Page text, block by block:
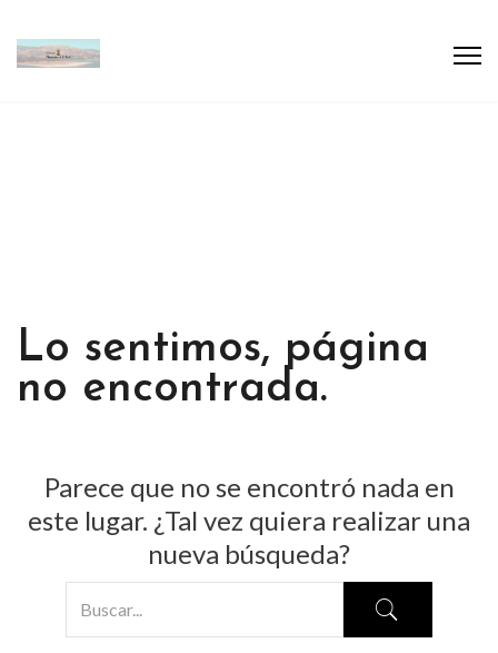
Lo sentimos, página
no encontrada.
Parece que no se encontró nada en
este lugar. ¿Tal vez quiera realizar una
nueva búsqueda?